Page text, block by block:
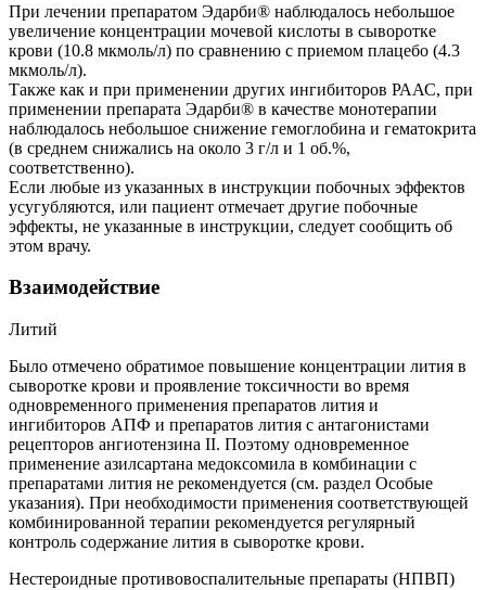
При лечении препаратом Эдарби® наблюдалось небольшое
увеличение концентрации мочевой кислоты в сыворотке
крови (10.8 мкмоль/л) по сравнению с приемом плацебо (4.3
мкмоль/л).
Также как и при применении других ингибиторов РААС, при
применении препарата Эдарби® в качестве монотерапии
наблюдалось небольшое снижение гемоглобина и гематокрита
(в среднем снижались на около 3 г/л и 1 об.%,
соответственно).
Если любые из указанных в инструкции побочных эффектов
усугубляются, или пациент отмечает другие побочные
эффекты, не указанные в инструкции, следует сообщить об
этом врачу.
Взаимодействие
Литий
Было отмечено обратимое повышение концентрации лития в
сыворотке крови и проявление токсичности во время
одновременного применения препаратов лития и
ингибиторов АПФ и препаратов лития с антагонистами
рецепторов ангиотензина II. Поэтому одновременное
применение азилсартана медоксомила в комбинации с
препаратами лития не рекомендуется (см. раздел Особые
указания). При необходимости применения соответствующей
комбинированной терапии рекомендуется регулярный
контроль содержание лития в сыворотке крови.
Нестероидные противовоспалительные препараты (НПВП)